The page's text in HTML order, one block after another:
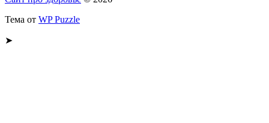
Тема от WP Puzzle
➤